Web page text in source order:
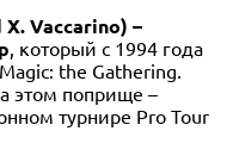
Vaccarino) –
, который с 1994 года
the Gathering.
этом поприще –
турнире Pro Tour